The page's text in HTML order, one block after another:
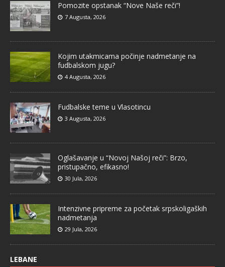
Pomozite opstanak “Nove Naše reči”!
7 Augusta, 2026
Kojim utakmicama počinje nadmetanje na
fudbalskom jugu?
4 Augusta, 2026
Fudbalske teme u Vlasotincu
3 Augusta, 2026
Oglašavanje u “Novoj Našoj reči”: Brzo,
pristupačno, efikasno!
30 Jula, 2026
Intenzivne pripreme za početak srpskoligaških
nadmetanja
29 Jula, 2026
LEBANE